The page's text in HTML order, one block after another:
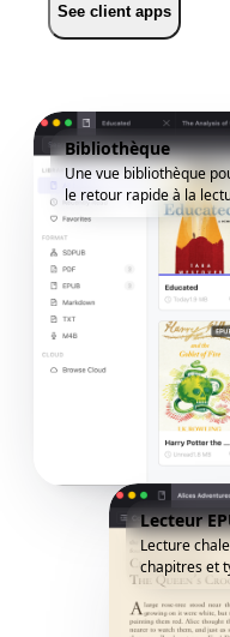
See client apps
Bibliothèque
Une vue bibliothèque
le retour rapide à la
Lecteur
Lecture
chapitres et